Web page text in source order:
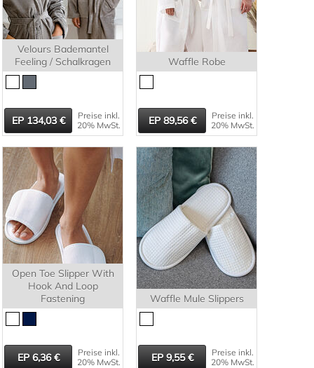
Velours Bademantel
Feeling / Schalkragen
134,03
Preise inkl.
20% MwSt.
Waffle Robe
89,56
Preise inkl.
20% MwSt.
Open Toe Slipper With
Hook And Loop
Fastening
6,36
Preise inkl.
20% MwSt.
Waffle Mule Slippers
9,55
Preise inkl.
20% MwSt.